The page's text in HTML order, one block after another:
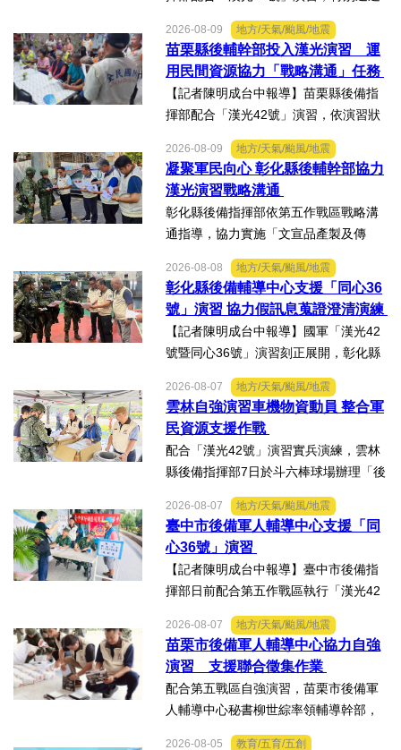
輔導幹部整合在地宣傳能量，運用民間
廣播車，結合村里廣播系統，協助傳遞
戰略溝通訊息外，並於廟宇、活動中心
及公布欄等民眾日常生活明...
2026-08-09 地方/天氣/颱風/地震
苗栗縣後輔幹部投入漢光演習 運
用民間資源協力「戰略溝通」任務
【記者陳明成台中報導】苗栗縣後備指
揮部配合「漢光42號」演習，依演習狀
況動員後備輔導幹部投入支援，為整合
軍民資源、協助軍事作戰任務，特別透
過輔導幹部運用在地宣傳能量，編組民
間廣播車，結合村里廣播系...
2026-08-09 地方/天氣/颱風/地震
凝聚軍民向心 彰化縣後輔幹部協力
漢光演習戰略溝通
彰化縣後備指揮部依第五作戰區戰略溝
通指導，協力實施「文宣品產製及傳
散」演練。【記者陳明成台中報導】配
合國軍「漢光42號」演習，彰化縣後備
指揮部依第五作戰區戰略溝通指導，協
力實施「文宣品產製及傳散...
2026-08-08 地方/天氣/颱風/地震
彰化縣後備輔導中心支援「同心36
號」演習 協力假訊息蒐證澄清演練
【記者陳明成台中報導】國軍「漢光42
號暨同心36號」演習刻正展開，彰化縣
後備指揮部依第五作戰區戰略溝通指
導，協力陸軍104旅實施「假訊息蒐證澄
清」演練。動員芳苑鄉後備軍人輔導中
心陳宗文主任、陳芳果秘...
2026-08-07 地方/天氣/颱風/地震
雲林自強演習車機物資動員 整合軍
民資源支援作戰
配合「漢光42號」演習實兵演練，雲林
縣後備指揮部7日於斗六棒球場辦理「後
備部隊車機及物資動員暨軍事運輸及物
資接收作業－自強演習」。【記者陳明
成台中報導】配合「漢光42號」演習實
兵演練，雲林縣後備指揮...
2026-08-07 地方/天氣/颱風/地震
臺中市後備軍人輔導中心支援「同
心36號」演習
【記者陳明成台中報導】臺中市後備指
揮部日前配合第五作戰區執行「漢光42
號演習」協力部隊，實施「同心36號」
教育召集作業，臺中市外埔區、清水
區、大安區等後備軍人輔導中心全力投
入支援任務，設置服務台協助...
2026-08-07 地方/天氣/颱風/地震
苗栗市後備軍人輔導中心協力自強
演習 支援聯合徵集作業
配合第五戰區自強演習，苗栗市後備軍
人輔導中心秘書柳世綜率領輔導幹部，
協力苗栗縣政府聯合徵集場開設及徵購
2026-08-05 教育/五育/五創